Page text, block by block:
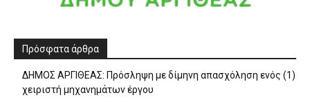
Πρόσφατα άρθρα
ΔΗΜΟΣ ΑΡΓΙΘΕΑΣ: Πρόσληψη με δίμηνη απασχόληση ενός (1)
χειριστή μηχανημάτων έργου